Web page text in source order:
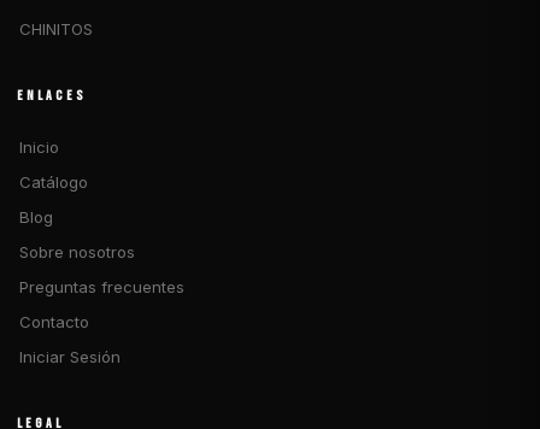
CHINITOS
ENLACES
Inicio
Catálogo
Blog
Sobre nosotros
Preguntas frecuentes
Contacto
Iniciar Sesión
LEGAL